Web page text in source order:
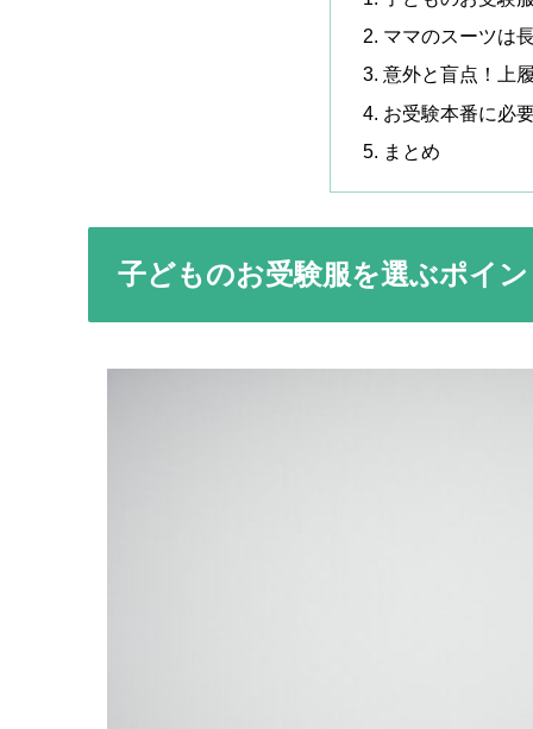
ママのスーツは
意外と盲点！上
お受験本番に必
まとめ
子どものお受験服を選ぶポイ